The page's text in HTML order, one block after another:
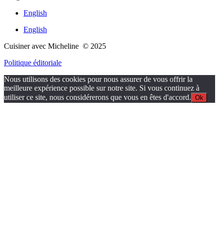
English
English
Cuisiner avec Micheline © 2025
Politique éditoriale
Nous utilisons des cookies pour nous assurer de vous offrir la
meilleure expérience possible sur notre site. Si vous continuez à
utiliser ce site, nous considérerons que vous en êtes d'accord. Ok